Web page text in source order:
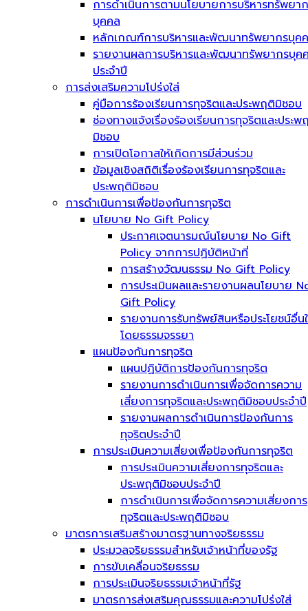
การดำเนินการตามนโยบายการบริหารทรัพยา
บุคคล
หลักเกณฑ์การบริหารและพัฒนาทรัพยากรบุค
รายงานผลการบริหารและพัฒนาทรัพยากรบุค
ประจำปี
การส่งเสริมความโปร่งใส่
คู่มือการร้องเรียนการทุจริตและประพฤติมิชอบ
ช่องทางแจ้งเรื่องร้องเรียนการทุจริตและประพ
มิชอบ
การเปิดโอกาสให้เกิดการมีส่วนร่วม
ข้อมูลเชิงสถิติเรื่องร้องเรียนการทุจริตและ
ประพฤติมิชอบ
การดำเนินการเพื่อป้องกันการทุจริต
นโยบาย No Gift Policy
ประกาศเจตนารมณ์นโยบาย No Gift
Policy จากการปฏิบัติหน้าที่
การสร้างวัฒนธรรม No Gift Policy
การประเมินผลและรายงานผลนโยบาย
Gift Policy
รายงานการรับทรัพย์สินหรือประโยชน์อื่น
โดยธรรมจรรยา
แผนป้องกันการทุจริต
แผนปฏิบัติการป้องกันการทุจริต
รายงานการดำเนินการเพื่อจัดการความ
เสี่ยงการทุจริตและประพฤติมิชอบประจำปี
รายงานผลการดำเนินการป้องกันการ
ทุจริตประจำปี
การประเมินความเสี่ยงเพื่อป้องกันการทุจริต
การประเมินความเสี่ยงการทุจริตและ
ประพฤติมิชอบประจำปี
การดำเนินการเพื่อจัดการความเสี่ยงการ
ทุจริตและประพฤติมิชอบ
มาตรการเสริมสร้างมาตรฐานทางจริยธรรม
ประมวลจริยธรรมสำหรับเจ้าหน้าที่ของรัฐ
การขับเคลื่อนจริยธรรม
การประเมินจริยธรรมเจ้าหน้าที่รัฐ
มาตรการส่งเสริมคุณธรรมและความโปร่งใส่